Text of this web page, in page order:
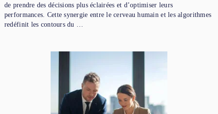
de prendre des décisions plus éclairées et d’optimiser leurs
performances. Cette synergie entre le cerveau humain et les algorithmes
redéfinit les contours du …